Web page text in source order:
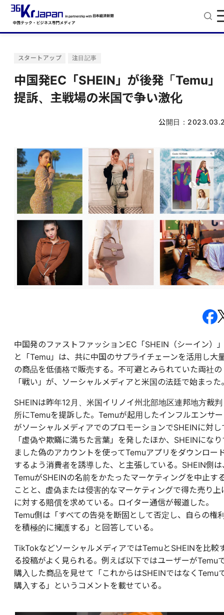
スタートアップ 注目記事
中国発EC「SHEIN」が後発「Temu」
提訴、主戦場の米国で争い激化
公開日：
中国発のファストファッションEC「SHEIN（シーイン）
と「Temu」は、共に中国のサプライチェーンを活用し大
の商品を低価格で販売する。不可避とみられていた両社の
「戦い」が、ソーシャルメディアと米国の法廷で始まった
SHEINは昨年12月、米国イリノイ州北部地区連邦地方裁判
所にTemuを提訴した。Temuが起用したインフルエンサー
がソーシャルメディアでのプロモーションでSHEINに対し
「虚偽や欺瞞に満ちた言葉」を発したほか、SHEINになり
ました偽のアカウントを使ってTemuアプリをダウンロー
するよう消費者を誘導した、と主張している。SHEIN側は
TemuがSHEINの名前をかたったマーケティングを中止す
ことと、虚偽または侵害的なマーケティングで得た売り上
に対する賠償を求めている。ロイター通信が報道した。
Temu側は「すべての告発を断固として否定し、自らの権
を積極的に擁護する」と回答している。
TikTokなどソーシャルメディアではTemuとSHEINを比較
る投稿がよく見られる。例えば以下ではユーザーがTemu
購入した商品を見せて「これからはSHEINではなくTemu
購入する」というコメントを載せている。